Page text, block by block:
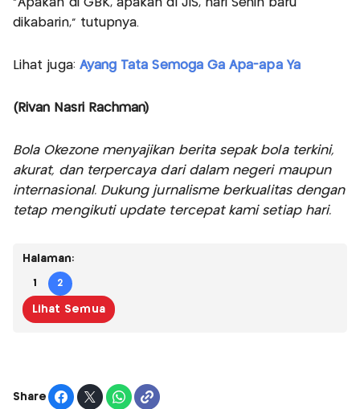
"Apakah di GBK, apakah di JIS, hari Senin baru
dikabarin," tutupnya.
Lihat juga: Ayang Tata Semoga Ga Apa-apa Ya
(Rivan Nasri Rachman)
Bola Okezone menyajikan berita sepak bola terkini,
akurat, dan terpercaya dari dalam negeri maupun
internasional. Dukung jurnalisme berkualitas dengan
tetap mengikuti update tercepat kami setiap hari.
Halaman:
1 2
Lihat Semua
Share